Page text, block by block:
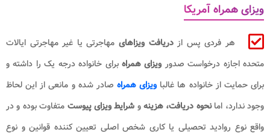
ویزای همراه آمریکا
هر فردی پس ازدریافت ویزاهای مهاجرتی یا غیر مهاجرتی ایالات
متحده اجازه درخواست صدور ویزای همراهبرای خانواده درجه یک را داشته و
برای حمایت از خانواده ها غالباویزای همراه صادر شده و مانعی از این لحاظ
وجود ندارد، امانحوه دریافت، هزینهو شرایط ویزای پیوست متفاوت بوده و در
واقع نوع روادید تحصیلی یا کاری شخص اصلی تعیین کننده قوانین و نوع